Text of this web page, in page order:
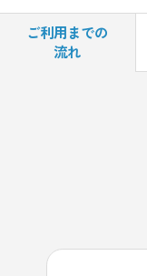
ご利用までの
流れ